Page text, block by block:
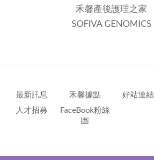
禾馨產後護理之家
SOFIVA GENOMICS
最新訊息 禾馨據點 好站連結
人才招募
FaceBook粉絲
團